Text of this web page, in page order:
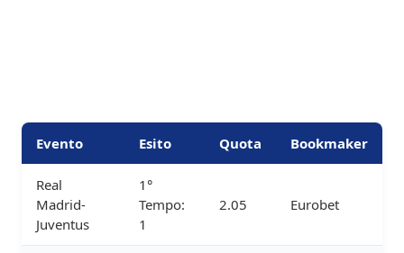
Evento Esito Quota Bookmaker
Real
Madrid-
Juventus
1°
Tempo:
1
2.05 Eurobet